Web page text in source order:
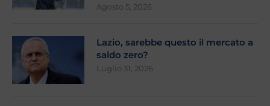
Agosto 5, 2026
Lazio, sarebbe questo il mercato a
saldo zero?
Luglio 31, 2026